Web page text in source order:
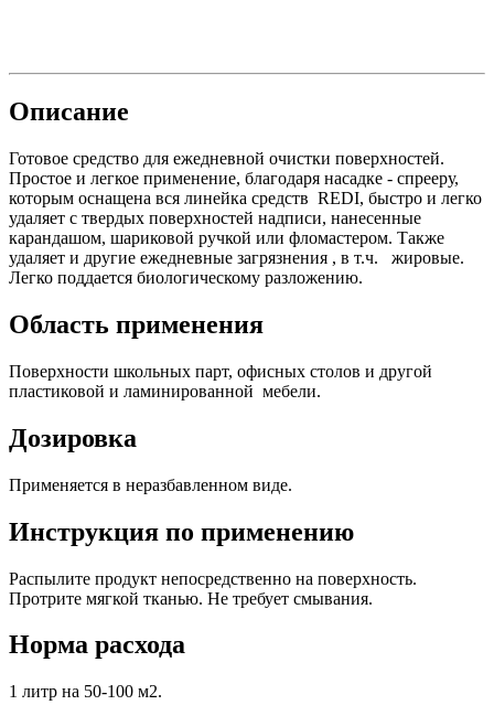
Описание
Готовое средство для ежедневной очистки поверхностей.
Простое и легкое применение, благодаря насадке - спрееру,
которым оснащена вся линейка средств REDI, быстро и легко
удаляет с твердых поверхностей надписи, нанесенные
карандашом, шариковой ручкой или фломастером. Также
удаляет и другие ежедневные загрязнения , в т.ч. жировые.
Легко поддается биологическому разложению.
Область применения
Поверхности школьных парт, офисных столов и другой
пластиковой и ламинированной мебели.
Дозировка
Применяется в неразбавленном виде.
Инструкция по применению
Распылите продукт непосредственно на поверхность.
Протрите мягкой тканью. Не требует смывания.
Норма расхода
1 литр на 50-100 м2.